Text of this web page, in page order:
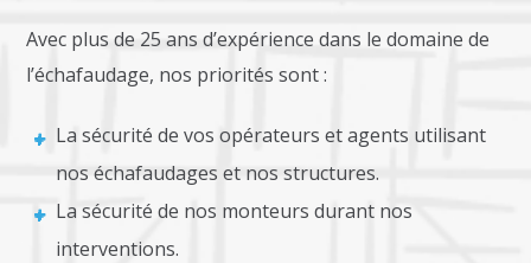
Avec plus de 25 ans d’expérience dans le domaine de
l’échafaudage, nos priorités sont :
La sécurité de vos opérateurs et agents utilisant
nos échafaudages et nos structures.
La sécurité de nos monteurs durant nos
interventions.